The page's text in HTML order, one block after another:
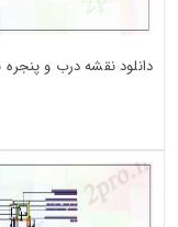
دانلود نقشه درب و پنجره